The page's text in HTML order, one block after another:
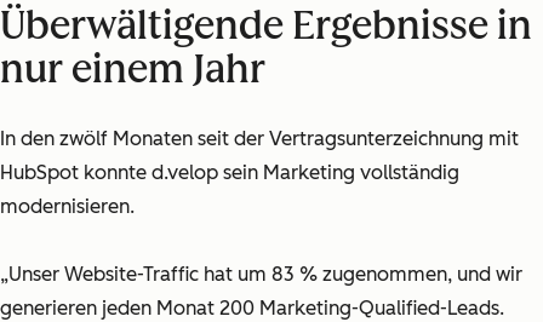
Überwältigende Ergebnisse in
nur einem Jahr
In den zwölf Monaten seit der Vertragsunterzeichnung mit
HubSpot konnte d.velop sein Marketing vollständig
modernisieren.
„Unser Website-Traffic hat um 83 % zugenommen, und wir
generieren jeden Monat 200 Marketing-Qualified-Leads.